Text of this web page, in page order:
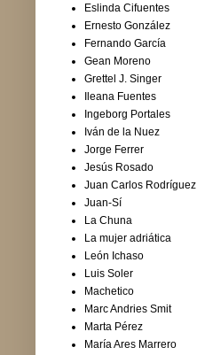
Eslinda Cifuentes
Ernesto González
Fernando García
Gean Moreno
Grettel J. Singer
Ileana Fuentes
Ingeborg Portales
Iván de la Nuez
Jorge Ferrer
Jesús Rosado
Juan Carlos Rodríguez
Juan-Sí
La Chuna
La mujer adriática
León Ichaso
Luis Soler
Machetico
Marc Andries Smit
Marta Pérez
María Ares Marrero